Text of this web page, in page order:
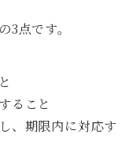
点です。
ること
、期限内に対応す